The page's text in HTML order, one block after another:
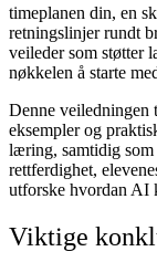
timeplanen din, en
retningslinjer rundt
veileder som støtter
nøkkelen å starte
Denne veiledningen
eksempler og
læring, samtidig som
rettferdighet,
utforske hvordan AI
Viktige